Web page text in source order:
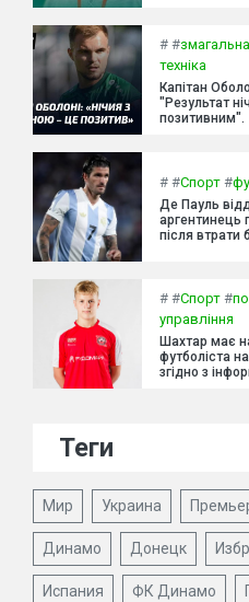
# #
техніка
Капітан
"Результат
позитивним".
# #Спорт #
Де Пауль
аргентинець
після втрати
# #Спорт #
управління
Шахтар має
футболіста
згідно з
Теги
Мир Украина
Динамо Донецк
Испания ФК Динамо